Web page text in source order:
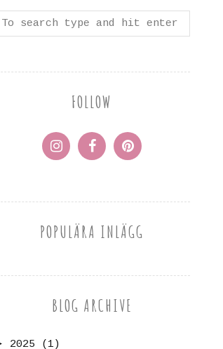
FOLLOW
POPULÄRA INLÄGG
BLOG ARCHIVE
2025
(1)